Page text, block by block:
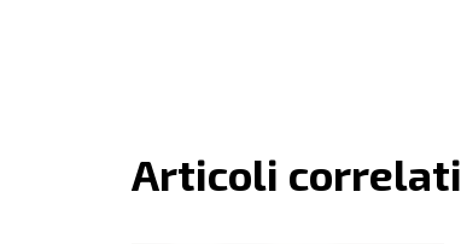
Articoli correlati